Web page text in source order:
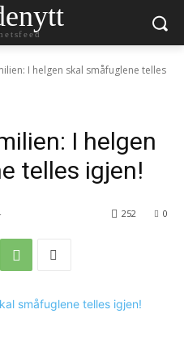
I helgen skal småfuglene telles
I helgen
telles igjen!
0
252